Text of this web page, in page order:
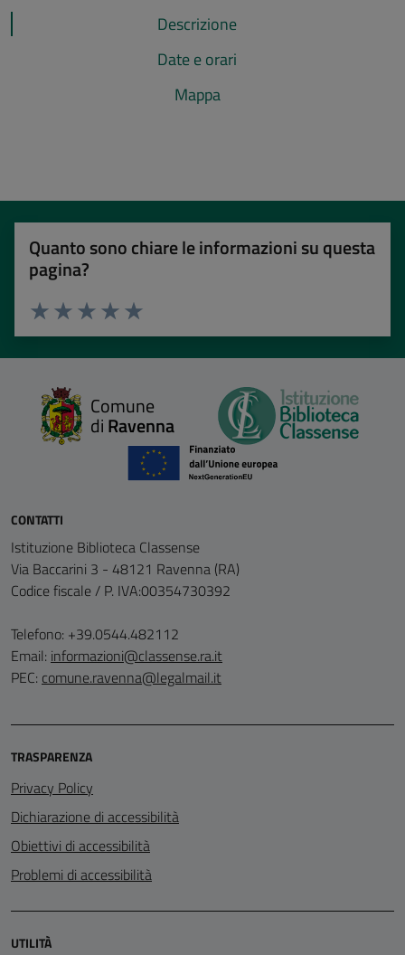
Descrizione
Date e orari
Mappa
Quanto sono chiare le informazioni su questa
pagina?
Valuta 5 stelle su 5
Valuta 4 stelle su 5
Valuta 3 stelle su 5
Valuta 2 stelle su 5
Valuta 1 stelle su 5
Comune
diRavenna
CONTATTI
Istituzione Biblioteca Classense
Via Baccarini 3 - 48121 Ravenna (RA)
Codice fiscale / P. IVA:00354730392
Telefono: +39.0544.482112
Email: informazioni@classense.ra.it
PEC: comune.ravenna@legalmail.it
TRASPARENZA
Privacy Policy
Dichiarazione di accessibilità
Obiettivi di accessibilità
Problemi di accessibilità
UTILITÀ